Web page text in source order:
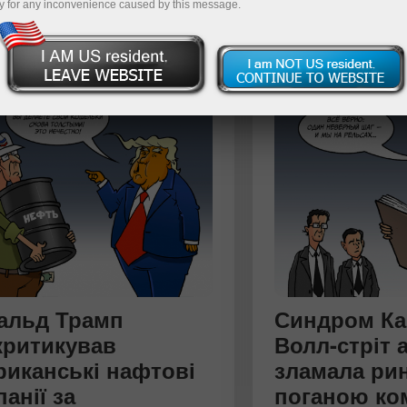
Трамп
нафтові
за
Синдром
Волл-стріт
зламала
поганою
for any inconvenience caused by this message.